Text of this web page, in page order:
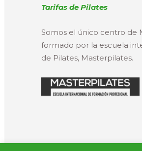
Tarifas de Pilates
Somos el único centro de
formado por la escuela
de Pilates, Masterpilates.